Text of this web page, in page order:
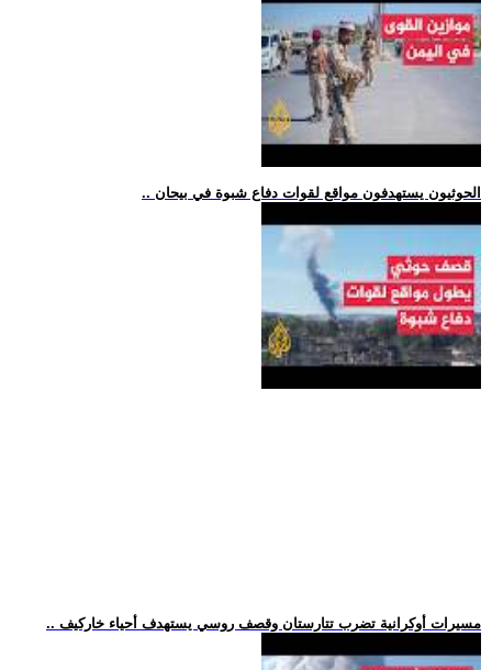
.. الحوثيون يستهدفون مواقع لقوات دفاع شبوة في بيحان
.. مسيرات أوكرانية تضرب تتارستان وقصف روسي يستهدف أحياء خاركيف